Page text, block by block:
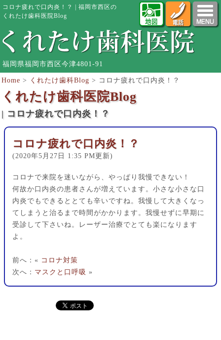
コロナ疲れで口内炎！？ | 福岡市西区の
くれたけ歯科医院Blog
福岡県福岡市西区今津4801-91
Home > くれたけ歯科Blog > コロナ疲れで口内炎！？
くれたけ歯科医院Blog
| コロナ疲れで口内炎！？
コロナ疲れで口内炎！？
(2020年5月27日 1:35 PM更新)
コロナで来院を迷いながら、やっぱり我慢できない！
何故か口内炎の患者さんが増えています。小さな小さな口
内炎でもできるととても辛いですね。我慢して大きくなっ
てしまうと治るまで時間がかかります。我慢せずに早期に
受診して下さいね。レーザー治療でとても楽になります
よ。
前へ：« コロナ対策
次へ： マスクと口呼吸 »